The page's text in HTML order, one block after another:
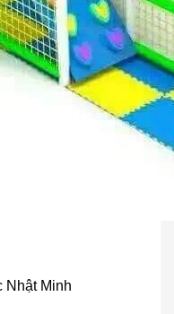
Nhật Minh